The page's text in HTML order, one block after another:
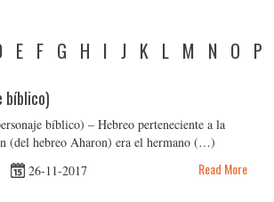
E F G H I J K L M N O P
bíblico)
bíblico) – Hebreo perteneciente a la
(del hebreo Aharon) era el hermano (…)
26-11-2017 Read More